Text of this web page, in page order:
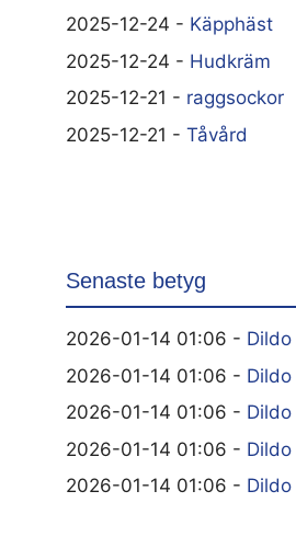
2025-12-24 - Käpphäst
2025-12-24 - Hudkräm
2025-12-21 - raggsockor
2025-12-21 - Tåvård
Senaste betyg
2026-01-14 01:06 - Dildo
2026-01-14 01:06 - Dildo
2026-01-14 01:06 - Dildo
2026-01-14 01:06 - Dildo
2026-01-14 01:06 - Dildo